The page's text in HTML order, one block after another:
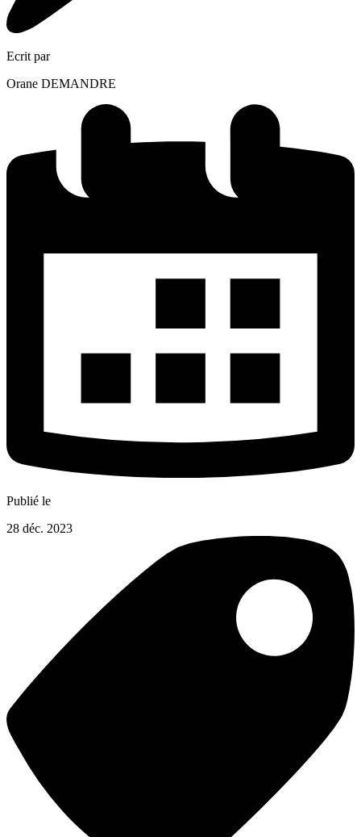
Ecrit par
Orane DEMANDRE
Publié le
28 déc. 2023